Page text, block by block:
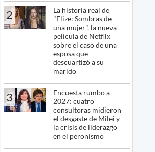
2
La historia real de
"Elize: Sombras de
una mujer", la nueva
película de Netflix
sobre el caso de una
esposa que
descuartizó a su
marido
3
Encuesta rumbo a
2027: cuatro
consultoras midieron
el desgaste de Milei y
la crisis de liderazgo
en el peronismo